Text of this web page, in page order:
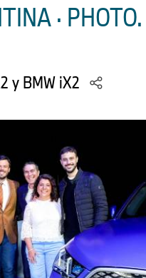
· PHOTO.
y BMW iX2